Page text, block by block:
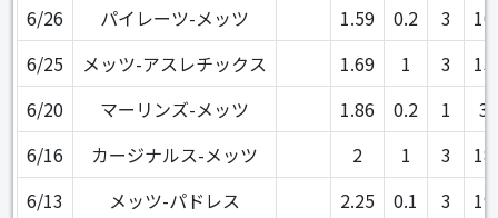
6/26
パイレーツ-メッツ 1.59 0.2 3
10
6/25
メッツ-アスレチックス 1.69 1 3
13
6/20
マーリンズ-メッツ 1.86 0.2 1
3
6/16
カージナルス-メッツ 2 1 3
18
6/13
メッツ-パドレス 2.25 0.1 3
19